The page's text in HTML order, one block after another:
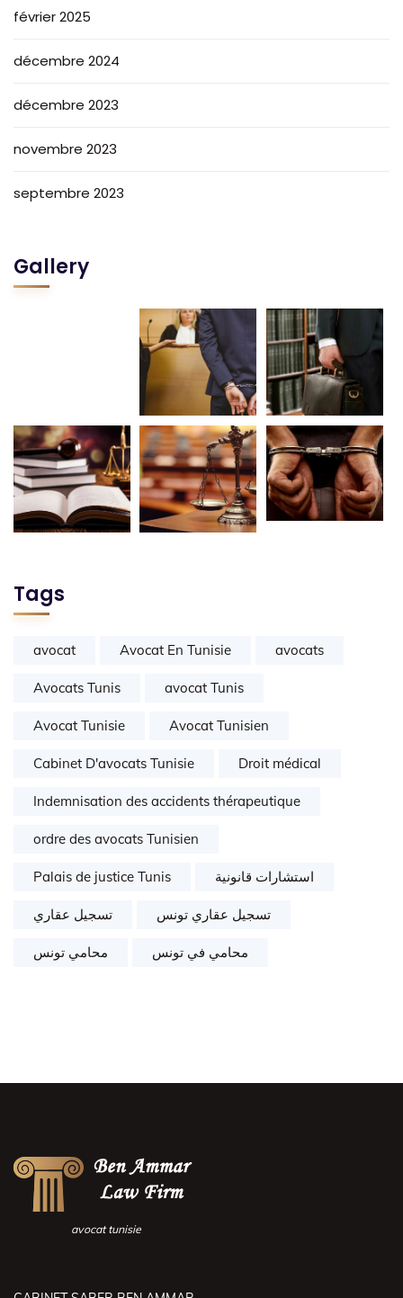
février 2025
décembre 2024
décembre 2023
novembre 2023
septembre 2023
Gallery
Tags
avocat Avocat En Tunisie avocats
Avocats Tunis avocat Tunis
Avocat Tunisie Avocat Tunisien
Cabinet D'avocats Tunisie Droit médical
Indemnisation des accidents thérapeutique
ordre des avocats Tunisien
Palais de justice Tunis استشارات قانونية
تسجيل عقاري تسجيل عقاري تونس
محامي تونس محامي في تونس
avocat tunisie